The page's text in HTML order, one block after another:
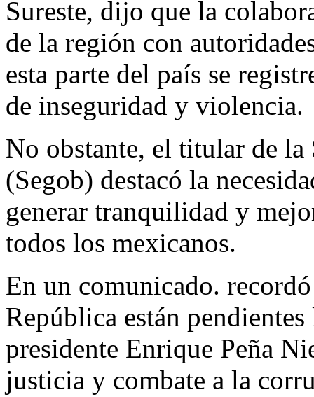
Sureste, dijo que la
de la región con
esta parte del país se
de inseguridad y violencia.
No obstante, el titular de la
(Segob) destacó la
generar tranquilidad y
todos los mexicanos.
En un comunicado.
República están
presidente Enrique Peña
justicia y combate a la